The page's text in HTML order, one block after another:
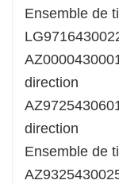
Ensemble de
direction
direction
Ensemble de